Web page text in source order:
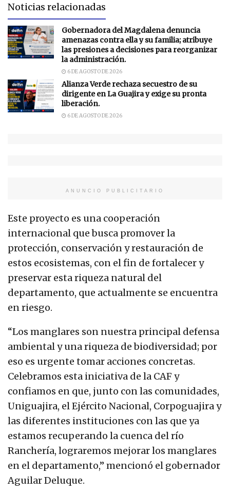
Noticias relacionadas
Gobernadora del Magdalena denuncia
amenazas contra ella y su familia; atribuye
las presiones a decisiones para reorganizar
la administración.
6 DE AGOSTO DE 2026
Alianza Verde rechaza secuestro de su
dirigente en La Guajira y exige su pronta
liberación.
6 DE AGOSTO DE 2026
ANUNCIO PUBLICITARIO
Este proyecto es una cooperación
internacional que busca promover la
protección, conservación y restauración de
estos ecosistemas, con el fin de fortalecer y
preservar esta riqueza natural del
departamento, que actualmente se encuentra
en riesgo.
“Los manglares son nuestra principal defensa
ambiental y una riqueza de biodiversidad; por
eso es urgente tomar acciones concretas.
Celebramos esta iniciativa de la CAF y
confiamos en que, junto con las comunidades,
Uniguajira, el Ejército Nacional, Corpoguajira y
las diferentes instituciones con las que ya
estamos recuperando la cuenca del río
Ranchería, lograremos mejorar los manglares
en el departamento,” mencionó el gobernador
Aguilar Deluque.